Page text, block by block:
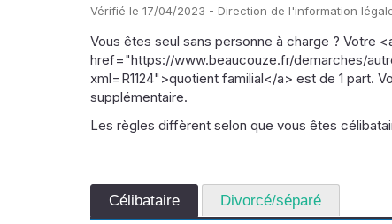
Vérifié le 17/04/2023 - Direction de l'information
Vous êtes seul sans personne à charge ? Votre
href="https://www.beaucouze.fr/demarches/
xml=R1124">quotient familial</a> est de 1 part.
supplémentaire.
Les règles diffèrent selon que vous êtes
Célibataire Divorcé/séparé